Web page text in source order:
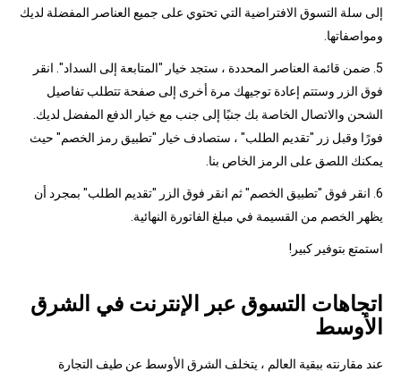
إلى سلة التسوق الافتراضية التي تحتوي على جميع العناصر المفضلة لديك
ومواصفاتها.
5. ضمن قائمة العناصر المحددة ، ستجد خيار "المتابعة إلى السداد". انقر
فوق الزر وستتم إعادة توجيهك مرة أخرى إلى صفحة تتطلب تفاصيل
الشحن والاتصال الخاصة بك جنبًا إلى جنب مع خيار الدفع المفضل لديك.
فورًا وقبل زر "تقديم الطلب" ، ستصادف خيار "تطبيق رمز الخصم" حيث
يمكنك اللصق على الرمز الخاص بنا.
6. انقر فوق "تطبيق الخصم" ثم انقر فوق الزر "تقديم الطلب" بمجرد أن
يظهر الخصم من القسيمة في مبلغ الفاتورة النهائية.
استمتع بتوفير كبير!
اتجاهات التسوق عبر الإنترنت في الشرق
الأوسط
عند مقارنته ببقية العالم ، يتخلف الشرق الأوسط عن طيف التجارة